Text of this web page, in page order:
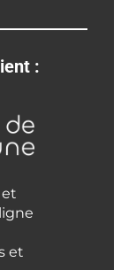
:
et